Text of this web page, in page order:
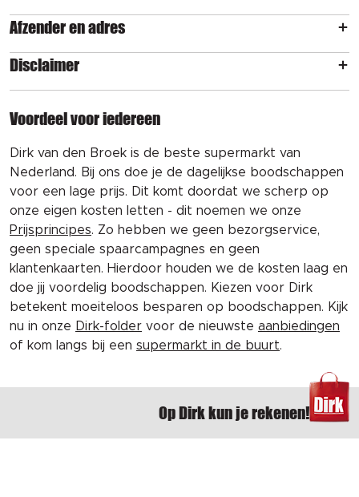
Afzender en adres
Disclaimer
Voordeel voor iedereen
Dirk van den Broek is de beste supermarkt van
Nederland. Bij ons doe je de dagelijkse boodschappen
voor een lage prijs. Dit komt doordat we scherp op
onze eigen kosten letten - dit noemen we onze
Prijsprincipes. Zo hebben we geen bezorgservice,
geen speciale spaarcampagnes en geen
klantenkaarten. Hierdoor houden we de kosten laag en
doe jij voordelig boodschappen. Kiezen voor Dirk
betekent moeiteloos besparen op boodschappen. Kijk
nu in onze Dirk-folder voor de nieuwste aanbiedingen
of kom langs bij een supermarkt in de buurt.
Op Dirk kun je rekenen!